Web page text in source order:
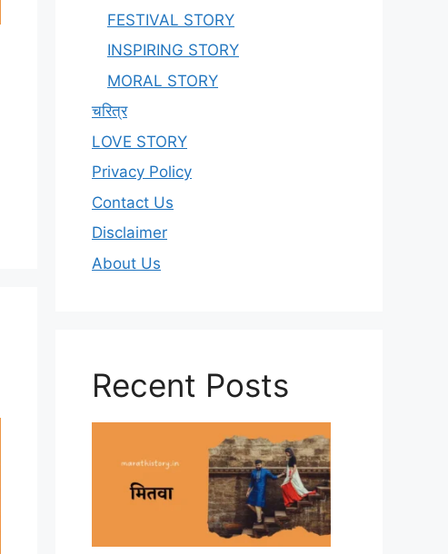
FESTIVAL STORY
INSPIRING STORY
MORAL STORY
चरित्र
LOVE STORY
Privacy Policy
Contact Us
Disclaimer
About Us
Recent Posts